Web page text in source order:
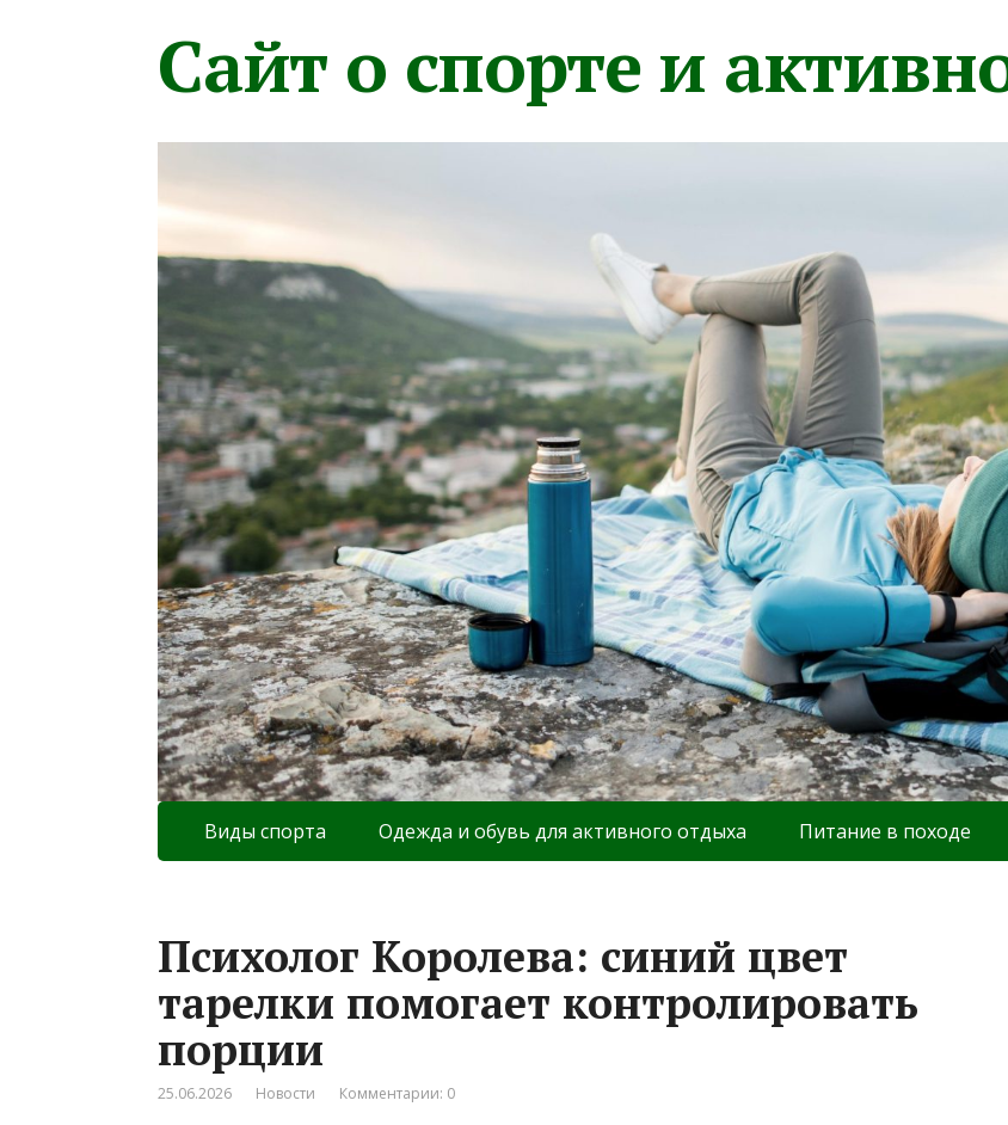
Сайт о спорте и
Виды спорта Одежда и обувь для активного отдыха Питание в походе
Психолог Королева: синий цвет
тарелки помогает контролировать
порции
25.06.2026 Новости Комментарии: 0